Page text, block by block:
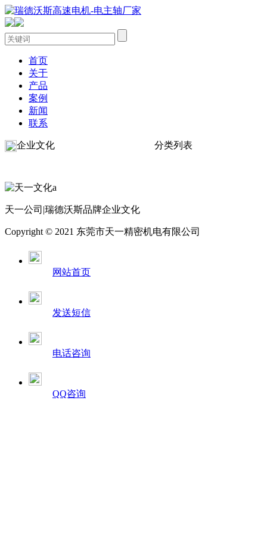
首页
关于
产品
案例
新闻
联系
企业文化 分类列表
天一公司|瑞德沃斯品牌企业文化
Copyright © 2021 东莞市天一精密机电有限公司
网站首页
发送短信
电话咨询
QQ咨询